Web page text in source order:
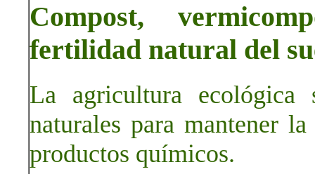
Compost,
fertilidad natural del
La agricultura
naturales para mantener
productos químicos.